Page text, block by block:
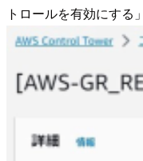
トロールを有効にする